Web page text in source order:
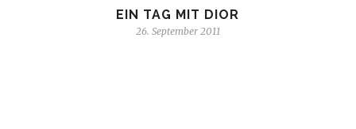
EIN TAG MIT DIOR
26. September 2011